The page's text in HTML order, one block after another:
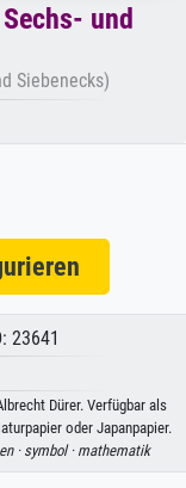
und
Siebenecks)
23641
Dürer. Verfügbar als
oder Japanpapier.
· symbol · mathematik